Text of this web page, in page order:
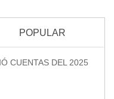
POPULAR
CUENTAS DEL 2025